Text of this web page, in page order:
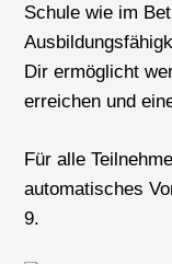
Schule wie im
Dir ermöglicht
erreichen und
Für alle
automatisches
9.